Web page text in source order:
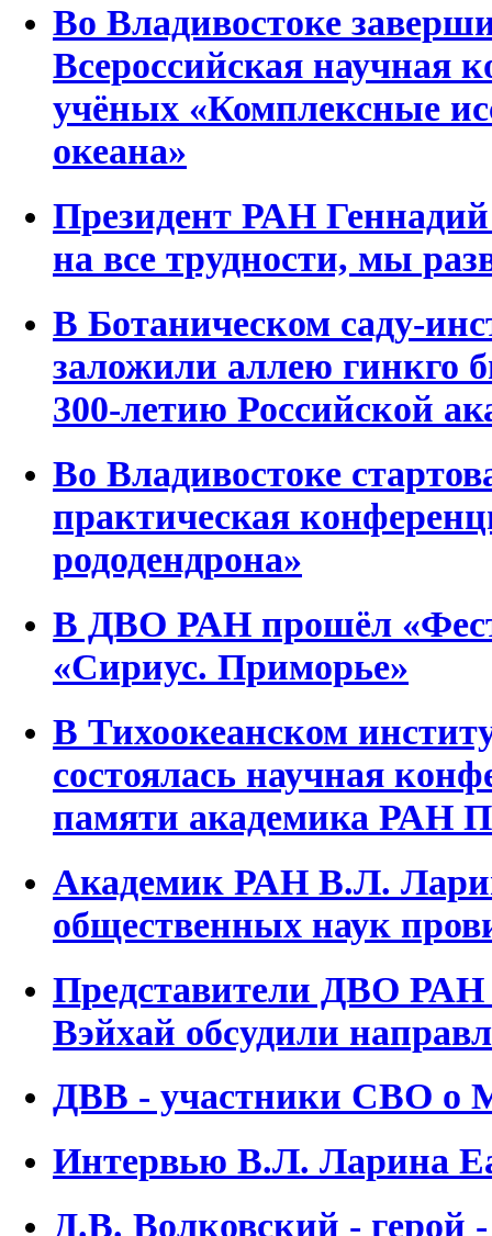
Во Владивостоке
Всероссийская научная
учёных «Комплексные
океана»
Президент РАН
на все трудности, мы
В Ботаническом саду-
заложили аллею гинкго
300-летию Российской
Во Владивостоке
практическая
рододендрона»
В ДВО РАН прошёл
«Сириус. Приморье»
В Тихоокеанском
состоялась научная
памяти академика РАН
Академик РАН В.Л.
общественных наук
Представители ДВО РАН
Вэйхай обсудили
ДВВ - участники СВО о
Интервью В.Л. Ларина
Д.В. Волковский - герой